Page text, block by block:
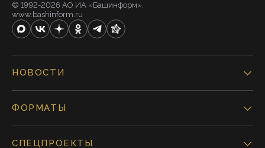
© 1992-2026 АО ИА «Башинформ».
www.bashinform.ru
НОВОСТИ
ФОРМАТЫ
СПЕЦПРОЕКТЫ